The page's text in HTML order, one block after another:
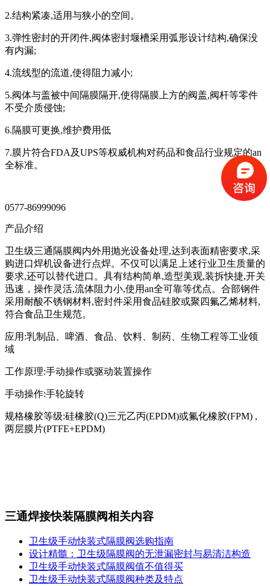
2.结构紧凑,适用与狭小的空间。
3.弹性密封的开闭件,阀体密封堰槽采用弧形设计结构,确保没
有内漏;
4.流线型的流道,使得阻力减小;
5.阀体与盖被中间隔膜隔开,使得隔膜上方的阀盖,阀杆等零件
不受介质侵蚀;
6.隔膜可更换,维护费用低
7.膜片符合FDA及UPS等权威机构对药品和食品行业规定的an
全标准。
0577-86999096
产品介绍
卫生级三通隔膜阀内外用抛光设备处理,达到表面精密要求,采
购进口焊机设备进行点焊。不仅可以满足上述行业卫生质量的
要求,还可以替代进口。具有结构简单,造型美观,装拆快捷,开关
迅速，操作灵活,流体阻力小,使用an全可靠等优点。合部钢件
采用耐酸不锈钢材料,密封件采用食品硅胶或聚四氟乙烯材料,
符合食品卫生规范。
应用:乳制品、啤酒、食品、饮料、制药、生物工程等工业领
域
工作原理:手动操作或驱动装置操作
手动操作:手轮旋转
规格橡胶等级:硅橡胶(Q)三元乙丙(EPDM)或氟化橡胶(FPM) ,
两层膜片(PTFE+EPDM)
三通焊接快装隔膜阀相关内容
卫生级手动快装式隔膜阀选购指南
设计精髓：卫生级隔膜阀的无泄漏密封与易清洁构造
卫生级手动快装式隔膜阀值不值得买
卫生级手动快装式隔膜阀种类及特点